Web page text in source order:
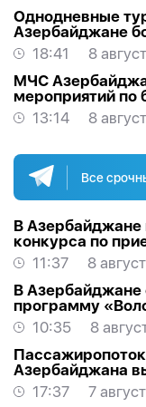
Однодневные
Азербайджане
18:41
8
МЧС
мероприятий по
13:14
8
Все
В Азербайджане
конкурса по
11:37
8
В Азербайджане
программу
10:35
8
Азербайджана
17:37
7